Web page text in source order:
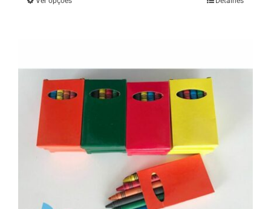
This
variants.
The
options
may
be
chosen